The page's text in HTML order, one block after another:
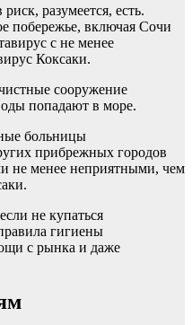
разумеется, есть.
побережье, включая Сочи
с не менее
Коксаки.
сооружение
попадают в море.
больницы
прибрежных городов
не менее неприятными, чем
не купаться
гигиены
с рынка и даже